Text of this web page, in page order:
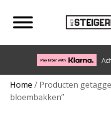
Home / Producten
bloembakken”